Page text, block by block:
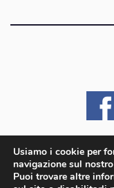
iMagazine · contatti e staff ·
Usiamo i cookie per
navigazione sul
Puoi trovare altre